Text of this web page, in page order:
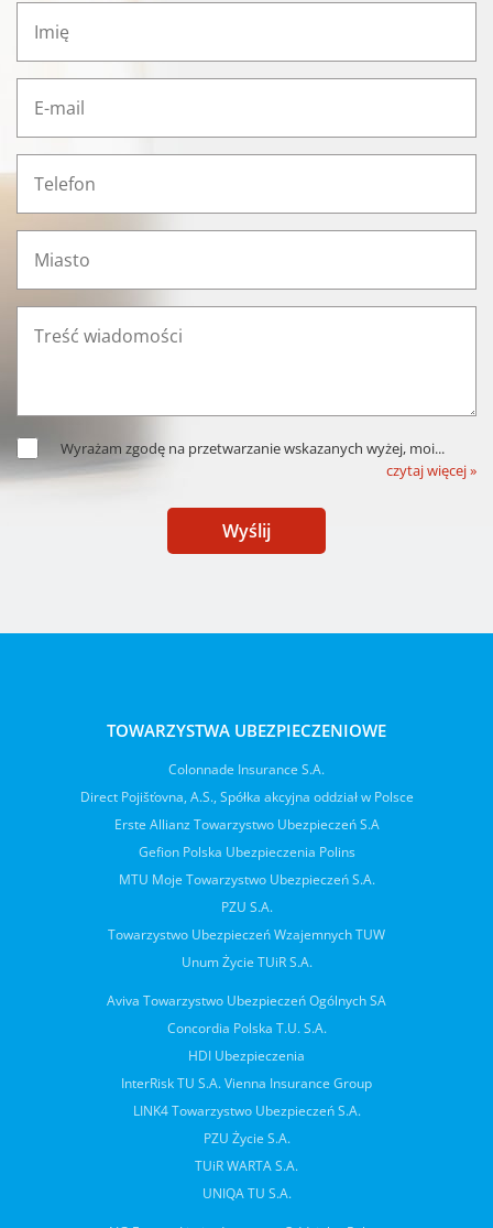
Wyrażam zgodę na przetwarzanie wskazanych wyżej, moi...
czytaj więcej »
Wyślij
TOWARZYSTWA UBEZPIECZENIOWE
Colonnade Insurance S.A.
Direct Pojišťovna, A.S., Spółka akcyjna oddział w Polsce
Erste Allianz Towarzystwo Ubezpieczeń S.A
Gefion Polska Ubezpieczenia Polins
MTU Moje Towarzystwo Ubezpieczeń S.A.
PZU S.A.
Towarzystwo Ubezpieczeń Wzajemnych TUW
Unum Życie TUiR S.A.
Aviva Towarzystwo Ubezpieczeń Ogólnych SA
Concordia Polska T.U. S.A.
HDI Ubezpieczenia
InterRisk TU S.A. Vienna Insurance Group
LINK4 Towarzystwo Ubezpieczeń S.A.
PZU Życie S.A.
TUiR WARTA S.A.
UNIQA TU S.A.